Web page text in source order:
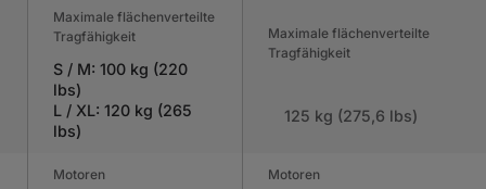
Maximale flächenverteilte
Tragfähigkeit
S / M: 100 kg (220
lbs)
L / XL: 120 kg (265
lbs)
Maximale flächenverteilte
Tragfähigkeit
125 kg (275,6 lbs)
Motoren Motoren